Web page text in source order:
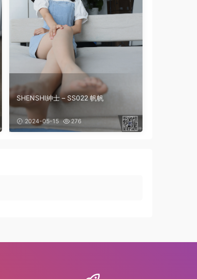
SHENSHI紳士 – SS022 帆帆
2024-05-15 276